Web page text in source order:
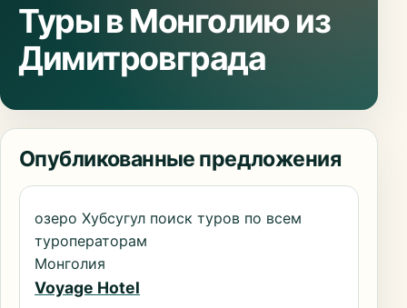
Туры в Монголию из
Димитровграда
Опубликованные предложения
озеро Хубсугул поиск туров по всем
туроператорам
Монголия
Voyage Hotel